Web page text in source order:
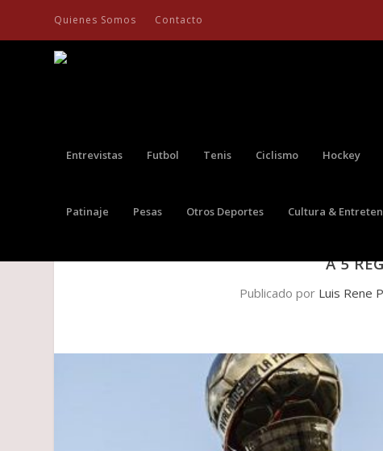
Quienes Somos Contacto
Entrevistas Futbol Tenis Ciclismo Hockey
Patinaje Pesas Otros Deportes Cultura &
A 5
Publicado por Luis Rene